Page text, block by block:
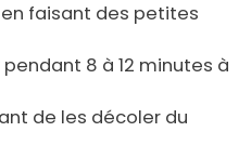
faisant des petites
8 à 12 minutes à
de les décoler du